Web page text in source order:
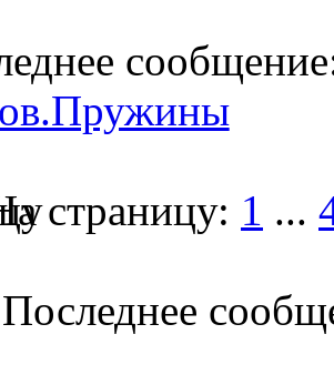
страницу: 1 ...
Последнее